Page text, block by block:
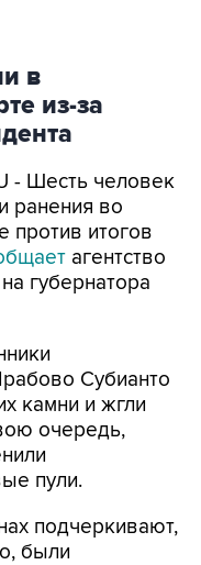
в
из-за
- Шесть человек
ранения во
против итогов
агентство
губернатора
Субианто
камни и жгли
очередь,
пули.
подчеркивают,
были